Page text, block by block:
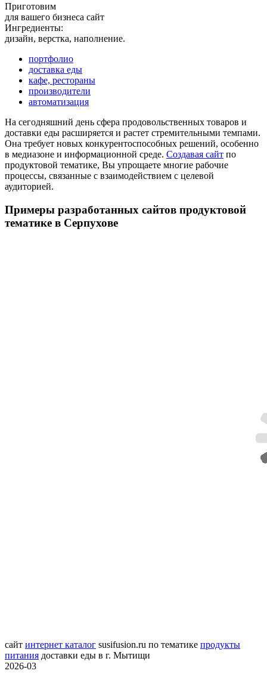
Приготовим
для вашего бизнеса сайт
Ингредиенты:
дизайн, верстка, наполнение.
портфолио
доставка еды
кафе, рестораны
производители
автоматизация
На сегодняшний день сфера продовольственных товаров и
доставки еды расширяется и растет стремительными темпами.
Она требует новых конкурентоспособных решений, особенно
в медиазоне и информационной среде. Создавая сайт по
продуктовой тематике, Вы упрощаете многие рабочие
процессы, связанные с взаимодействием с целевой
аудиторией.
Примеры разработанных сайтов продуктовой
тематике в Серпухове
сайт интернет каталог susifusion.ru по тематике продукты
питания доставки еды в г. Мытищи
2026-03